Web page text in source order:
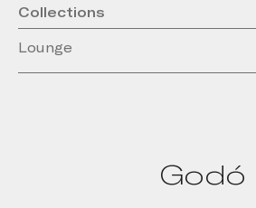
Collections
Lounge
Godó